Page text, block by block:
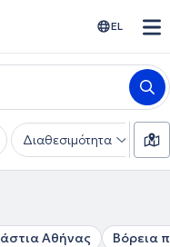
EL
Διαθεσιμότητα
Αθήνας Βόρεια